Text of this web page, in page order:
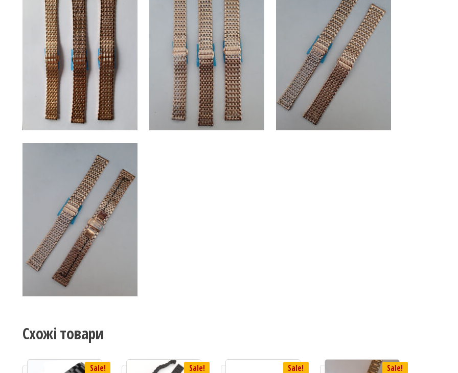
Схожі товари
Sale! Sale! Sale! Sale!